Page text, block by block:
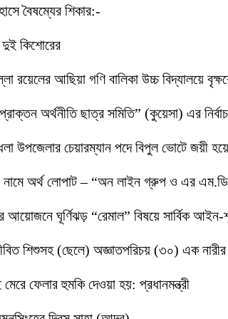
বৈষম্যের শিকার:-
দুই কিশোরের
রয়েলের আছিয়া গণি বালিকা উচ্চ বিদ্যালয়ে
প্রাক্তন অর্থনীতি ছাত্র সমিতি” (কুয়েসা) এর
উপজেলার চেয়ারম্যান পদে বিপুল ভোটে জয়ী
নামে অর্থ লোপাট – “অন লাইন গ্রুপ ও এর
আয়োজনে ঘূর্ণিঝড় “রেমাল” বিষয়ে সার্বিক
শিশুসহ (ছেলে) অজ্ঞাতপরিচয় (৩০) এক
মেরে ফেলার হুমকি দেওয়া হয়: প্রধানমন্ত্রী